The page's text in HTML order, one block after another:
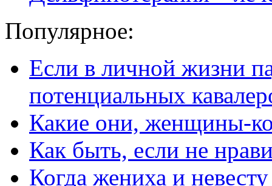
Популярное:
Если в личной жизни
потенциальных
Какие они, женщины-
Как быть, если не
Когда жениха и